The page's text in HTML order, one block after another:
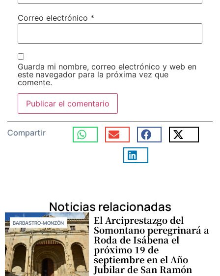
Correo electrónico *
Guarda mi nombre, correo electrónico y web en
este navegador para la próxima vez que
comente.
Compartir
Noticias relacionadas
BARBASTRO-MONZÓN El Arciprestazgo del
Somontano peregrinará a
Roda de Isábena el
próximo 19 de
septiembre en el Año
Jubilar de San Ramón